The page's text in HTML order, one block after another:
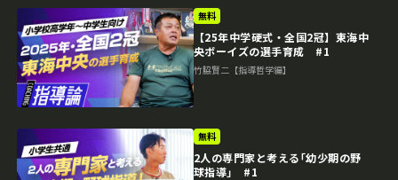
無料
【25年中学硬式・全国2冠】東海中
央ボーイズの選手育成 #1
竹脇賢二【指導哲学編】
無料
2人の専門家と考える｢幼少期の野
球指導｣ #1